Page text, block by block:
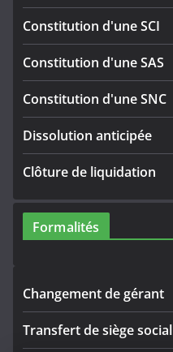
Constitution d'une SCI
Constitution d'une SAS
Constitution d'une SNC
Dissolution anticipée
Clôture de liquidation
Formalités
Changement de gérant
Transfert de siège social